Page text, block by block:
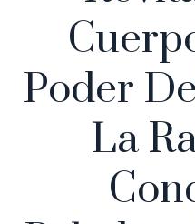
Poder
La